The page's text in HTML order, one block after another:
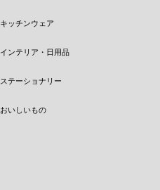
キッチンウェア
インテリア・日用品
ステーショナリー
おいしいもの